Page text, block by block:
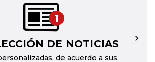
1
DE NOTICIAS
de acuerdo a sus
→